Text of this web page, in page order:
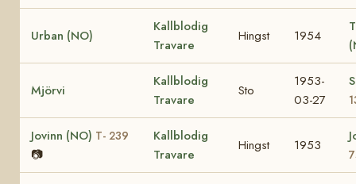
Urban (NO)
Kallblodig
Travare
Hingst 1954
Mjörvi
Kallblodig
Travare
Sto
1953-
03-27
Jovinn (NO) T- 239
📷
Kallblodig
Travare
Hingst 1953